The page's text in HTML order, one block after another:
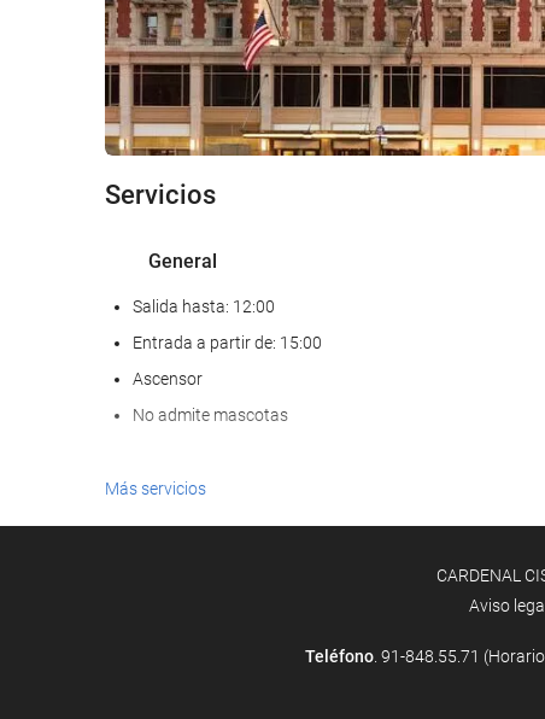
Servicios
General
Salida hasta: 12:00
Entrada a partir de: 15:00
Ascensor
No admite mascotas
Servicios de recepción
Recepción 24 horas
Más servicios
CARDENAL
Aviso legal
Teléfono. 91-848.55.71